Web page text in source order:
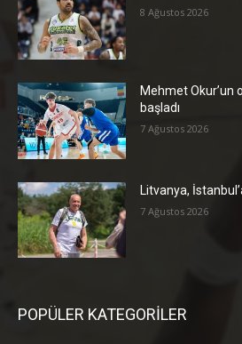
8 Ağustos 2026
Mehmet Okur’un
başladı
7 Ağustos 2026
Litvanya,
7 Ağustos 2026
POPÜLER KATEGORİLER